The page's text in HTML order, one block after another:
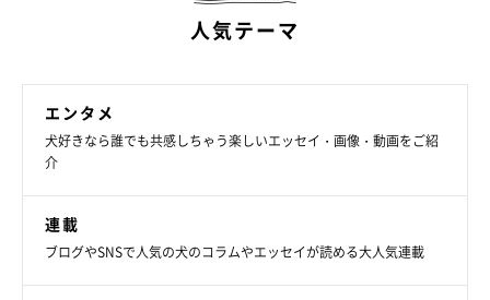
人気テーマ
エンタメ
犬好きなら誰でも共感しちゃう楽しいエッセイ・画像・動画をご紹
介
連載
ブログやSNSで人気の犬のコラムやエッセイが読める大人気連載